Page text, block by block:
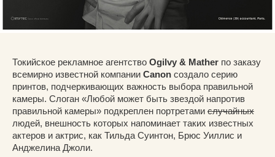
Токийское рекламное агентство Ogilvy & Mather по заказу
всемирно известной компании Canon создало серию
принтов, подчеркивающих важность выбора правильной
камеры. Слоган «Любой может быть звездой напротив
правильной камеры» подкреплен портретами случайных
людей, внешность которых напоминает таких известных
актеров и актрис, как Тильда Суинтон, Брюс Уиллис и
Анджелина Джоли.